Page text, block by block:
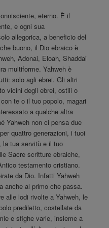
eterno. È il
e ogni sua
allegorica, a beneficio del
buono, il Dio ebraico è
Adonai, Eloah, Shaddai
multiforme. Yahweh è
solo agli ebrei. Gli altri
vicini degli ebrei, ostili o
te o il tuo popolo, magari
a qualche altra
Yahweh non ci pensa due
quattro generazioni, i tuoi
la tua servitù e il tuo
Sacre scritture ebraiche,
testamento cristiano.
da Dio. Infatti Yahweh
anche al primo che passa.
alle lodi rivolte a Yahweh, le
prediletto, costellate da
e sfighe varie, insieme a